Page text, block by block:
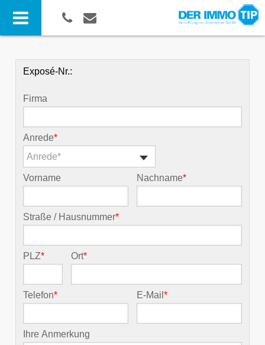
Exposé-Nr.:
Firma
Anrede*
Anrede*
Vorname Nachname*
Straße / Hausnummer*
PLZ* Ort*
Telefon* E-Mail*
Ihre Anmerkung